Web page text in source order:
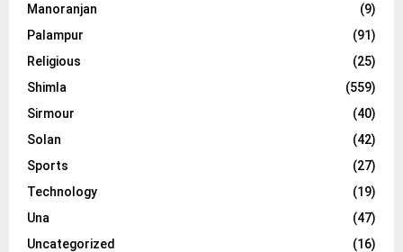
Manoranjan
(9)
Palampur
(91)
Religious
(25)
Shimla
(559)
Sirmour
(40)
Solan
(42)
Sports
(27)
Technology
(19)
Una
(47)
Uncategorized
(16)